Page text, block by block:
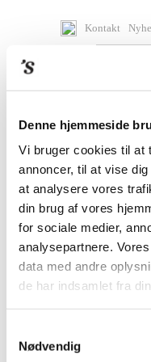
Denne hjemmeside
Vi bruger cookies til at
annoncer, til at vise
at analysere vores
din brug af vores
for sociale medier,
analysepartnere.
data med andre
de har indsamlet fra
Nødvendig
Kontakt